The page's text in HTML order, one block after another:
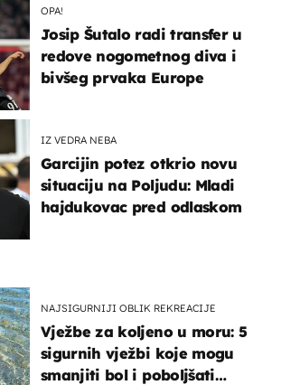
NAJSIGURNIJI OBLIK REKREACIJE
Vježbe za koljeno u moru: 5
sigurnih vježbi koje mogu
smanjiti bol i poboljšati
OPA!
Josip Šutalo radi transfer u
redove nogometnog diva i
bivšeg prvaka Europe
IZ VEDRA NEBA
Garcijin potez otkrio novu
situaciju na Poljudu: Mladi
hajdukovac pred odlaskom